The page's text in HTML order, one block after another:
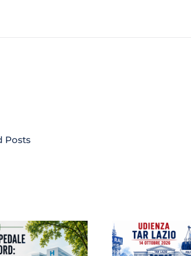
Posts